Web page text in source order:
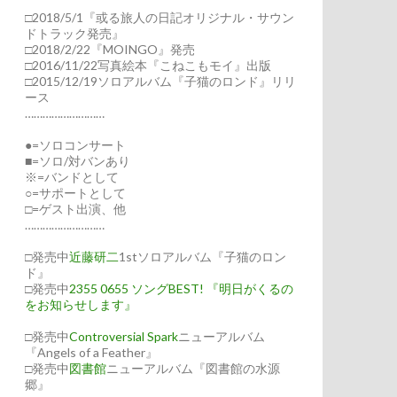
□2018/5/1『或る旅人の日記オリジナル・サウン
ドトラック発売』
□2018/2/22『MOINGO』発売
□2016/11/22写真絵本『こねこもモイ』出版
□2015/12/19ソロアルバム『子猫のロンド』リリ
ース
………………………
●=ソロコンサート
■=ソロ/対バンあり
※=バンドとして
○=サポートとして
□=ゲスト出演、他
………………………
□発売中近藤研二1stソロアルバム『子猫のロン
ド』
□発売中2355 0655 ソングBEST! 『明日がくるの
をお知らせします』
□発売中Controversial Sparkニューアルバム
『Angels of a Feather』
□発売中図書館ニューアルバム『図書館の水源
郷』